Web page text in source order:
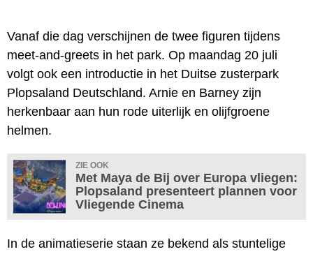
Vanaf die dag verschijnen de twee figuren tijdens
meet-and-greets in het park. Op maandag 20 juli
volgt ook een introductie in het Duitse zusterpark
Plopsaland Deutschland. Arnie en Barney zijn
herkenbaar aan hun rode uiterlijk en olijfgroene
helmen.
ZIE OOK
Met Maya de Bij over Europa vliegen:
Plopsaland presenteert plannen voor
Vliegende Cinema
In de animatieserie staan ze bekend als stuntelige